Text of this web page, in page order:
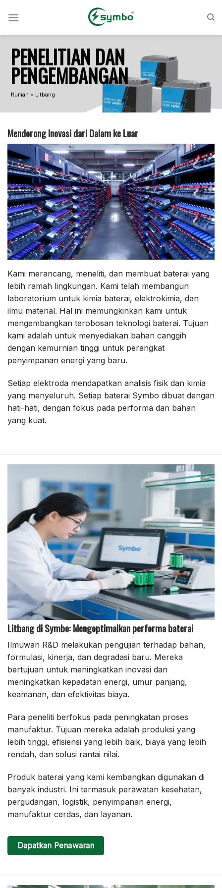
PENELITIAN DAN
PENGEMBANGAN
Rumah > Litbang
Mendorong Inovasi dari Dalam ke Luar
Kami merancang, meneliti, dan membuat baterai yang
lebih ramah lingkungan. Kami telah membangun
laboratorium untuk kimia baterai, elektrokimia, dan
ilmu material. Hal ini memungkinkan kami untuk
mengembangkan terobosan teknologi baterai. Tujuan
kami adalah untuk menyediakan bahan canggih
dengan kemurnian tinggi untuk perangkat
penyimpanan energi yang baru.
Setiap elektroda mendapatkan analisis fisik dan kimia
yang menyeluruh. Setiap baterai Symbo dibuat dengan
hati-hati, dengan fokus pada performa dan bahan
yang kuat.
Litbang di Symbo: Mengoptimalkan performa baterai
Ilmuwan R&D melakukan pengujian terhadap bahan,
formulasi, kinerja, dan degradasi baru. Mereka
bertujuan untuk meningkatkan inovasi dan
meningkatkan kepadatan energi, umur panjang,
keamanan, dan efektivitas biaya.
Para peneliti berfokus pada peningkatan proses
manufaktur. Tujuan mereka adalah produksi yang
lebih tinggi, efisiensi yang lebih baik, biaya yang lebih
rendah, dan solusi rantai nilai.
Produk baterai yang kami kembangkan digunakan di
banyak industri. Ini termasuk perawatan kesehatan,
pergudangan, logistik, penyimpanan energi,
manufaktur cerdas, dan layanan.
Dapatkan Penawaran